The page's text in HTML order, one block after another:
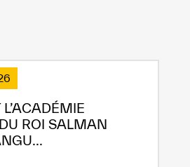
L’ACADÉMIE
ROI SALMAN